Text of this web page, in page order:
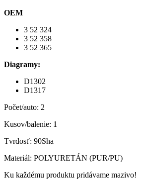
OEM
3 52 324
3 52 358
3 52 365
Diagramy:
D1302
D1317
Počet/auto: 2
Kusov/balenie: 1
Tvrdosť: 90Sha
Materiál: POLYURETÁN (PUR/PU)
Ku každému produktu pridávame mazivo!